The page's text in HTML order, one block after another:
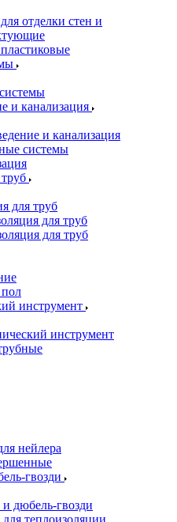
отделки стен и
и канализация
и канализация
системы
для труб
для труб
для труб
инструмент
инструмент
нейлера
гвозди
дюбель-гвозди
теплоизоляции